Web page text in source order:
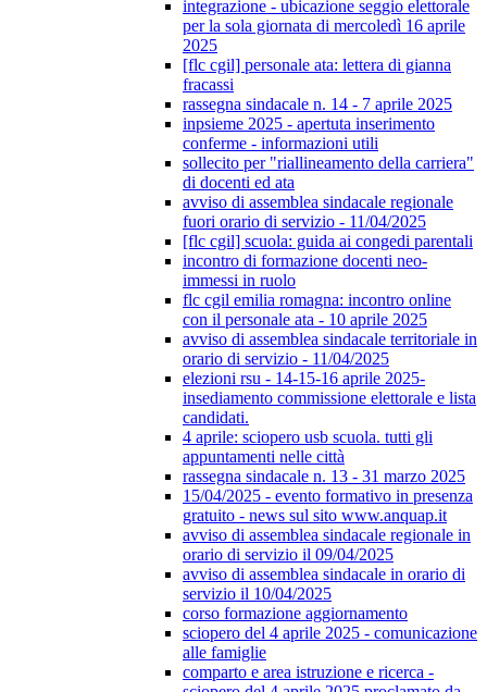
integrazione - ubicazione seggio elettorale
per la sola giornata di mercoledì 16 aprile
2025
[flc cgil] personale ata: lettera di gianna
fracassi
rassegna sindacale n. 14 - 7 aprile 2025
inpsieme 2025 - apertuta inserimento
conferme - informazioni utili
sollecito per "riallineamento della carriera"
di docenti ed ata
avviso di assemblea sindacale regionale
fuori orario di servizio - 11/04/2025
[flc cgil] scuola: guida ai congedi parentali
incontro di formazione docenti neo-
immessi in ruolo
flc cgil emilia romagna: incontro online
con il personale ata - 10 aprile 2025
avviso di assemblea sindacale territoriale in
orario di servizio - 11/04/2025
elezioni rsu - 14-15-16 aprile 2025-
insediamento commissione elettorale e lista
candidati.
4 aprile: sciopero usb scuola. tutti gli
appuntamenti nelle città
rassegna sindacale n. 13 - 31 marzo 2025
15/04/2025 - evento formativo in presenza
gratuito - news sul sito www.anquap.it
avviso di assemblea sindacale regionale in
orario di servizio il 09/04/2025
avviso di assemblea sindacale in orario di
servizio il 10/04/2025
corso formazione aggiornamento
sciopero del 4 aprile 2025 - comunicazione
alle famiglie
comparto e area istruzione e ricerca -